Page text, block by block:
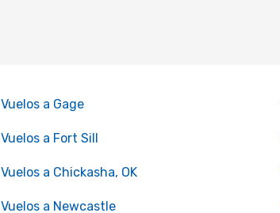
Vuelos a Gage
Vuelos a Fort Sill
Vuelos a Chickasha, OK
Vuelos a Newcastle